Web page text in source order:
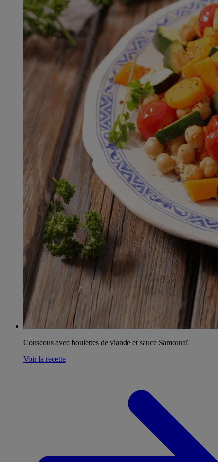
Couscous avec boulettes de viande et sauce Samouraï
Voir la recette